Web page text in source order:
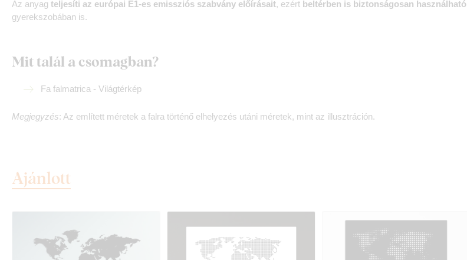
Az anyag teljesíti az európai E1-es emissziós szabvány előírásait, ezért beltérben is biztonságosan használható
gyerekszobában is.
Mit talál a csomagban?
Fa falmatrica - Világtérkép
Megjegyzés: Az említett méretek a falra történő elhelyezés utáni méretek, mint az illusztráción.
Ajánlott